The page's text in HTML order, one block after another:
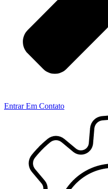
Entrar Em Contato